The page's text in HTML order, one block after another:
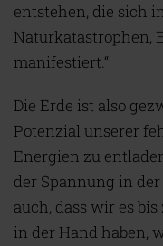
entstehen, die sich
Naturkatastrophen,
manifestiert.“
Die Erde ist also
Potenzial unserer
Energien zu
der Spannung in
auch, dass wir es
in der Hand haben,